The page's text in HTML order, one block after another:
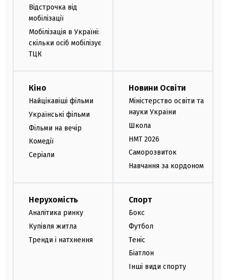
Відстрочка від
мобілізації
Мобілізація в Україні:
скільки осіб мобілізує
ТЦК
Кіно
Найцікавіші фільми
Українські фільми
Фільми на вечір
Комедії
Серіали
Новини Освіти
Міністерство освіти та
науки України
Школа
НМТ 2026
Саморозвиток
Навчання за кордоном
Нерухомість
Аналітика ринку
Купівля житла
Тренди і натхнення
Спорт
Бокс
Футбол
Теніс
Біатлон
Інші види спорту